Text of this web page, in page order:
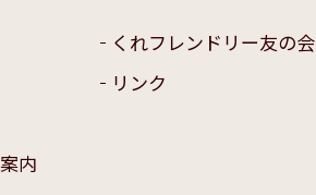
内
くれフレンドリー友の会
リンク